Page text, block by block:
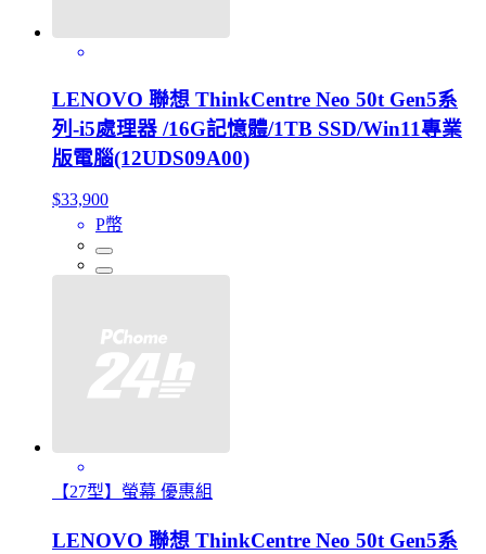
LENOVO 聯想 ThinkCentre Neo 50t Gen5系
列-i5處理器 /16G記憶體/1TB SSD/Win11專業
版電腦(12UDS09A00)
$33,900
P幣
【27型】螢幕 優惠組
LENOVO 聯想 ThinkCentre Neo 50t Gen5系